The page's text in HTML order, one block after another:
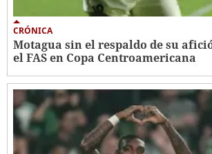
CRÓNICA
Motagua sin el respaldo de su
el FAS en Copa Centroamericana